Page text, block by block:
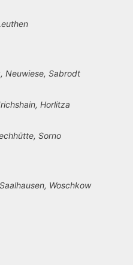
Neuwiese, Sabrodt
Horlitza
Sorno
Woschkow